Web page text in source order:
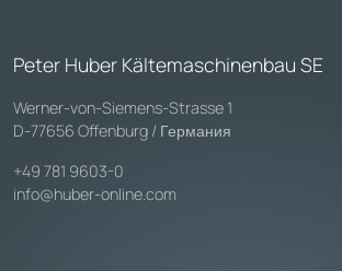
Peter Huber Kältemaschinenbau SE
Werner-von-Siemens-Strasse 1
D-77656 Offenburg / Германия
+49 781 9603-0
info@huber-online.com